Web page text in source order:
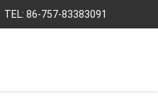
TEL: 86-757-83383091